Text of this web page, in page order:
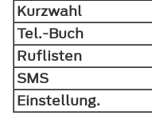
Kurzwahl
Tel.-Buch
Ruflisten
SMS
Einstellung.